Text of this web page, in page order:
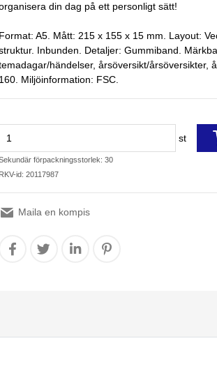
din dag på ett personligt sätt!
Format: A5. Mått: 215 x 155 x 15 mm. Layout:
Inbunden. Detaljer: Gummiband.
händelser, årsöversikt/årsöversikter,
160. Miljöinformation: FSC.
st
förpackningsstorlek: 30
RKV-id: 20117987
Maila en kompis